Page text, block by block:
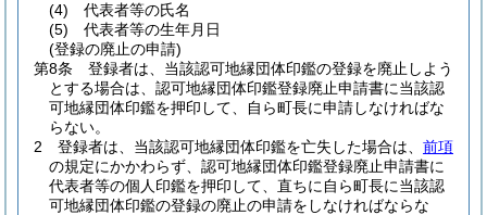
(4)
代表者等の氏名
(5)
代表者等の生年月日
(登録の廃止の申請)
第8条
登録者は、当該認可地縁団体印鑑の登録を廃止しよう
とする場合は、認可地縁団体印鑑登録廃止申請書に当該認
可地縁団体印鑑を押印して、自ら町長に申請しなければな
らない。
2
登録者は、当該認可地縁団体印鑑を亡失した場合は、 前項
の規定にかかわらず、認可地縁団体印鑑登録廃止申請書に
代表者等の個人印鑑を押印して、直ちに自ら町長に当該認
可地縁団体印鑑の登録の廃止の申請をしなければならな